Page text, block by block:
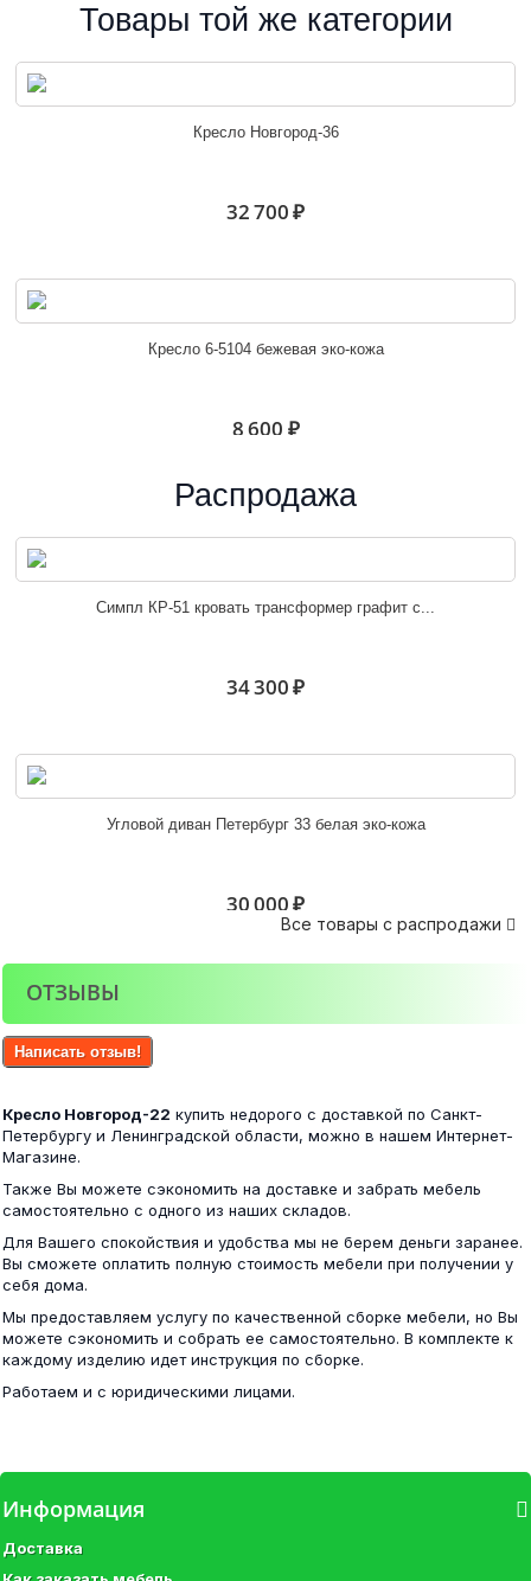
Товары той же категории
Кресло Новгород-36
32 700 ₽
Кресло 6-5104 бежевая эко-кожа
8 600 ₽
Кресло КУБА 600 ткань Confetti №14...
Распродажа
Симпл КР-51 кровать трансформер графит с...
34 300 ₽
Угловой диван Петербург 33 белая эко-кожа
30 000 ₽
15 400 ₽
Шкаф Наоми ШК-23 белый глянец
18 400 ₽
Нэнси New Тумба ТВ 2дв.+1ящ Белый глянец
Все товары с распродажи 
ОТЗЫВЫ
Написать отзыв!
Кресло Новгород-22 купить недорого с доставкой по Санкт-
Петербургу и Ленинградской области, можно в нашем Интернет-
Магазине.
Также Вы можете сэкономить на доставке и забрать мебель
самостоятельно с одного из наших складов.
Для Вашего спокойствия и удобства мы не берем деньги заранее.
Вы сможете оплатить полную стоимость мебели при получении у
себя дома.
Мы предоставляем услугу по качественной сборке мебели, но Вы
можете сэкономить и собрать ее самостоятельно. В комплекте к
каждому изделию идет инструкция по сборке.
Работаем и с юридическими лицами.
Информация
Доставка